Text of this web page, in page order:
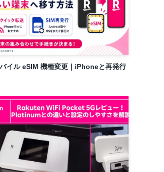
イル eSIM 機種変更｜iPhoneと再発行